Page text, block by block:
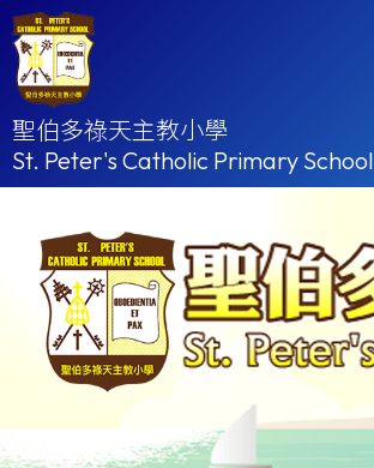
聖伯多祿天主教小學
St. Peter's Catholic Primary School